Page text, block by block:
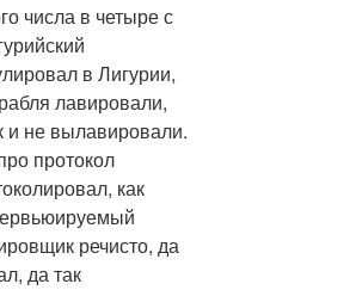
числа в четыре с
в Лигурии,
лавировали,
и не вылавировали.
протокол
как
речисто, да
да так